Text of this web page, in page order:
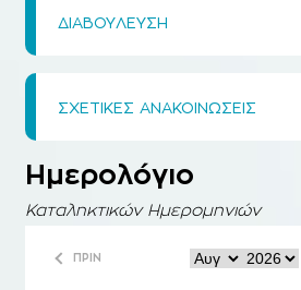
ΔΙΑΒΟΥΛΕΥΣΗ
ΣΧΕΤΙΚΕΣ ΑΝΑΚΟΙΝΩΣΕΙΣ
Ημερολόγιο
Καταληκτικών Ημερομηνιών
ΠΡΙΝ